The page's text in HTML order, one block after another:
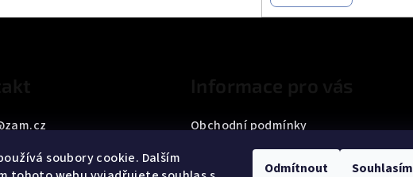
soubory cookie. Dalším
Odmítnout Souhlasím
zam.cz
Obchodní podmínky
Podmínky ochrany osobních údajů